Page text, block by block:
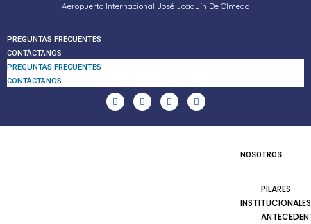
Aeropuerto Internacional José Joaquín De Olmedo
PREGUNTAS FRECUENTES
CONTÁCTANOS
PREGUNTAS FRECUENTES
CONTÁCTANOS
NOSOTROS
PILARES
INSTITUCIONALES